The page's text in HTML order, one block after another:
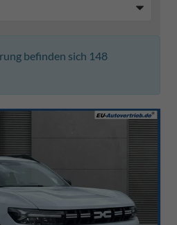
befinden sich 148